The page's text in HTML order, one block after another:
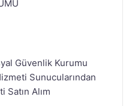
Güvenlik Kurumu
Sunucularından
Satın Alım